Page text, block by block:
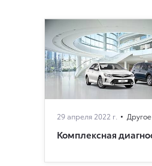
29 апреля 2022 г. Другое
Комплексная